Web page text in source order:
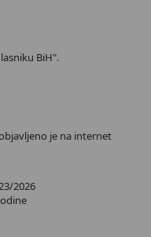
BiH".
je na internet
2026